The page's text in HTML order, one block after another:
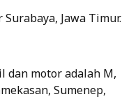
Jawa Timur.
dan motor adalah M,
Sumenep,